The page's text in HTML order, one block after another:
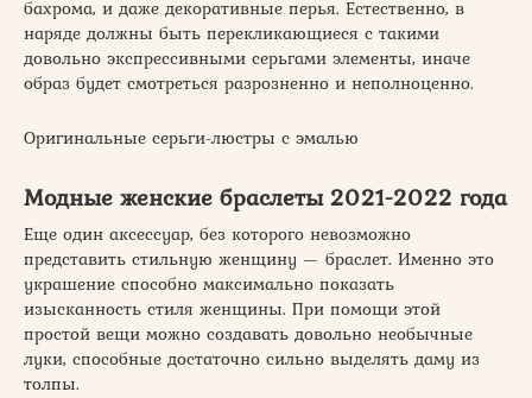
бахрома, и даже декоративные перья. Естественно, в
наряде должны быть перекликающиеся с такими
довольно экспрессивными серьгами элементы, иначе
образ будет смотреться разрозненно и неполноценно.
Оригинальные серьги-люстры с эмалью
Модные женские браслеты 2021-2022 года
Еще один аксессуар, без которого невозможно
представить стильную женщину — браслет. Именно это
украшение способно максимально показать
изысканность стиля женщины. При помощи этой
простой вещи можно создавать довольно необычные
луки, способные достаточно сильно выделять даму из
толпы.